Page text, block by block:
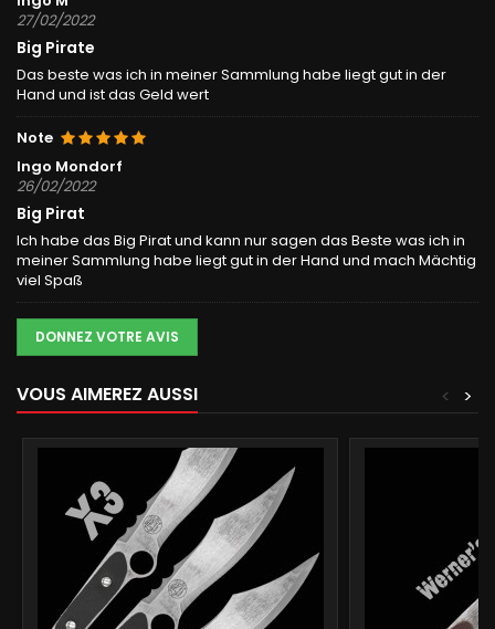
27/02/2022
Big Pirate
Das beste was ich in meiner Sammlung habe liegt gut in der
Hand und ist das Geld wert
Note
Ingo Mondorf
26/02/2022
Big Pirat
Ich habe das Big Pirat und kann nur sagen das Beste was ich in
meiner Sammlung habe liegt gut in der Hand und mach Mächtig
viel Spaß
DONNEZ VOTRE AVIS
VOUS AIMEREZ AUSSI >
<